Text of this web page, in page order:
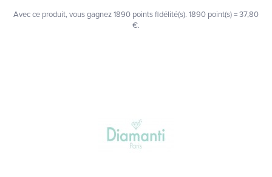
Avec ce produit, vous gagnez1890 points fidélité(s). 1890 point(s) =37,80
€.